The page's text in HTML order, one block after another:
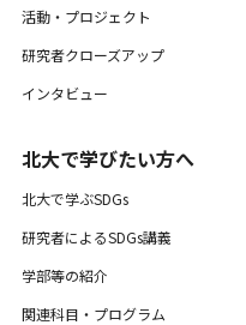
活動・プロジェクト
研究者クローズアップ
インタビュー
北大で学びたい方へ
北大で学ぶSDGs
研究者によるSDGs講義
学部等の紹介
関連科目・プログラム